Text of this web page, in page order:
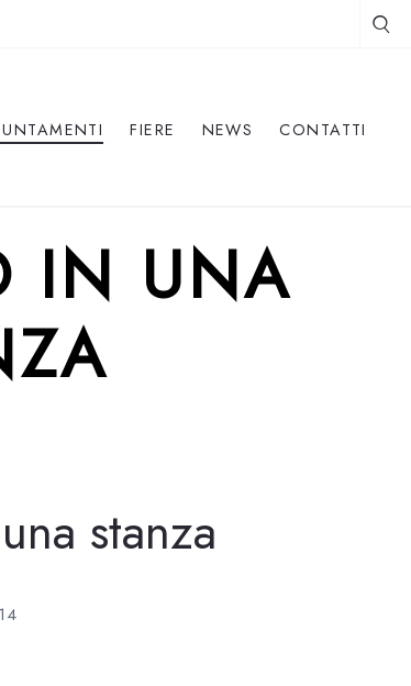
FIERE NEWS CONTATTI
IN UNA
stanza